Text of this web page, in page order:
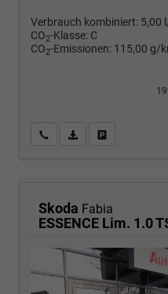
Verbrauch kombiniert: 5,00
CO2-Klasse: C
CO2-Emissionen: 115,00 g/
Wir rufen Sie an
PDF-
Skoda Fabia
ESSENCE Lim. 1.0